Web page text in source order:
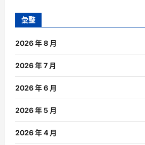
彙整
2026 年 8 月
2026 年 7 月
2026 年 6 月
2026 年 5 月
2026 年 4 月